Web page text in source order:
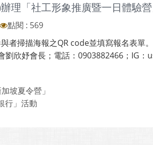
理「社工形象推廣暨一日體驗營
點閱 : 569
者掃描海報之QR code並填寫報名表單。
欣妤會長；電話：0903882466；IG：
坡夏令營」
行」活動